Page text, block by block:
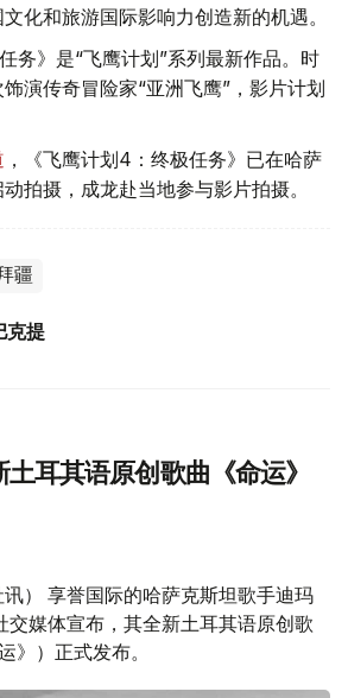
化和旅游国际影响力创造新的机遇。
务》是“飞鹰计划”系列最新作品。时
演传奇冒险家“亚洲飞鹰”，影片计划
，《飞鹰计划4：终极任务》已在哈萨
拍摄，成龙赴当地参与影片拍摄。
疆
克提
耳其语原创歌曲《命运》
讯） 享誉国际的哈萨克斯坦歌手迪玛
交媒体宣布，其全新土耳其语原创歌
》）正式发布。